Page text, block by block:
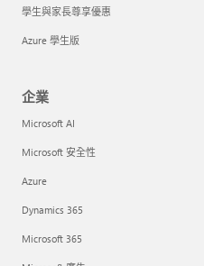
學生與家長尊享優惠
Azure 學生版
企業
Microsoft AI
Microsoft 安全性
Azure
Dynamics 365
Microsoft 365